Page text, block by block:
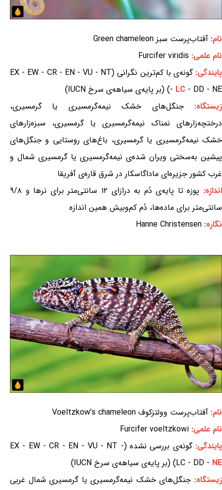
نام: آفتاب‌پرست سبز Green chameleon
نام علمی: Furcifer viridis
پایندگی:
گونه‌ی با کم‌ترین نگرانی (EX - EW - CR - EN - VU - NT
- LC - DD - NE) (بر پایه‌ی سیاهه‌ی سرخ IUCN)
زیستگاه:جنگل‌های خشک نیمه‌گرمسیری یا گرمسیری،
درختچه‌زارهای نمناک نیمه‌گرمسیری یا گرمسیری، سبزه‌زارهای
خشک نیمه‌گرمسیری یا گرمسیری، باغ‌های روستایی و جنگل‌های
پیشین به‌سختی ویران شده‌ی نیمه‌گرمسیری یا گرمسیری شمال و
غرب کشور جزیره‌ای ماداگاسکار در شرق قاره‌ی آفریقا
اندازه:
پوزه تا پایه‌ی دُم به درازای ۱۲ سانتی‌متر برای نرها و ۹/۸
سانتی‌متر برای ماده‌ها، دُم کم‌وبیش همین اندازه
نگاره: Hanne Christensen
نام: آفتاب‌پرست وولتزکوف Voeltzkow's chameleon
نام علمی: Furcifer voeltzkowi
پایندگی:
گونه‌ی بررسی نشده (EX - EW - CR - EN - VU - NT -
LC - DD - NE
) (بر پایه‌ی سیاهه‌ی سرخ IUCN)
زیستگاه: جنگل‌های خشک نیمه‌گرمسیری یا گرمسیری شمال غربی